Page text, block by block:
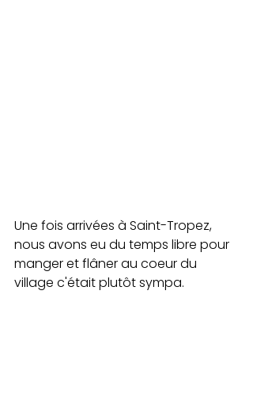
Une fois arrivées à Saint-Tropez,
nous avons eu du temps libre pour
manger et flâner au coeur du
village c'était plutôt sympa.